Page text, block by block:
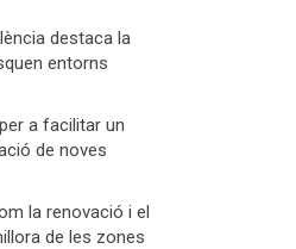
destaca la
entorns
a facilitar un
de noves
la renovació i el
de les zones